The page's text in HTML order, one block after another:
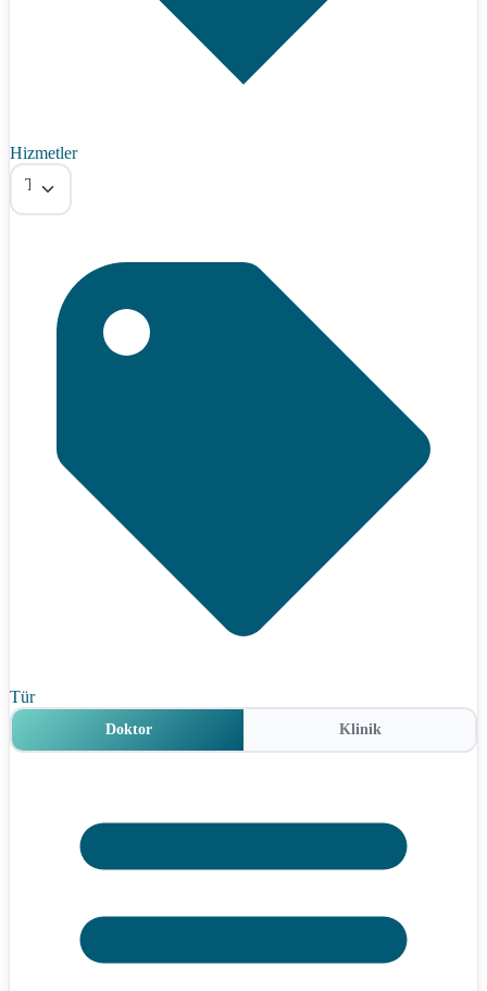
Hizmetler
Tümü
Tür
Doktor Klinik